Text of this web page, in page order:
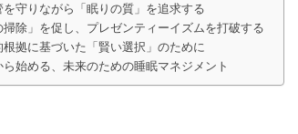
を守りながら「眠りの質」を追求する
掃除」を促し、プレゼンティーイズムを打破する
根拠に基づいた「賢い選択」のために
ら始める、未来のための睡眠マネジメント